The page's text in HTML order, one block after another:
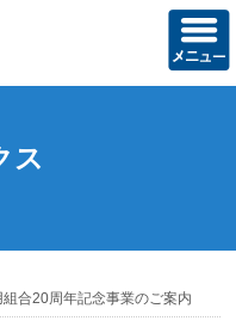
ス
組合20周年記念事業のご案内